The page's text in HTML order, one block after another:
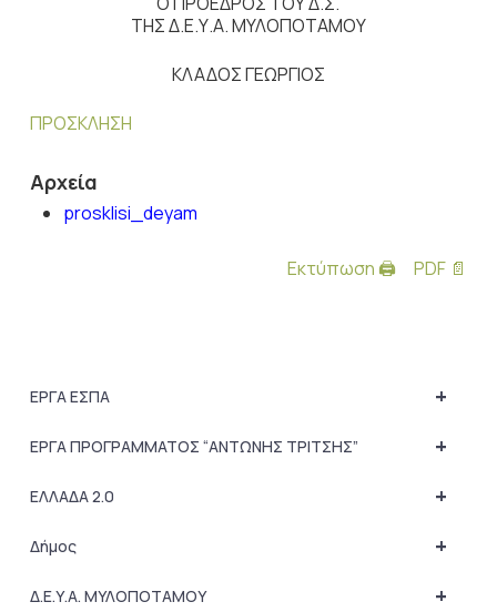
ΤΗΣ Δ.Ε.Υ.Α. ΜΥΛΟΠΟΤΑΜΟΥ
ΚΛΑΔΟΣ ΓΕΩΡΓΙΟΣ
ΠΡΟΣΚΛΗΣΗ
Αρχεία
prosklisi_deyam
Εκτύπωση 🖨 PDF 📄
+
ΕΡΓΑ ΕΣΠΑ
+
ΕΡΓΑ ΠΡΟΓΡΑΜΜΑΤΟΣ “ΑΝΤΩΝΗΣ ΤΡΙΤΣΗΣ”
+
ΕΛΛΑΔΑ 2.0
+
Δήμος
+
Δ.Ε.Υ.Α. ΜΥΛΟΠΟΤΑΜΟΥ